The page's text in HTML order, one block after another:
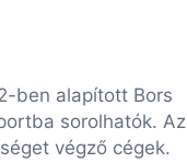
ben alapított Bors
sorolhatók. Az
végző cégek.